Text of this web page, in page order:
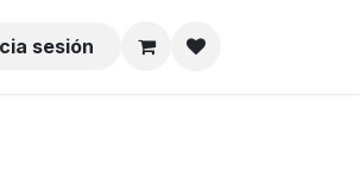
sesión